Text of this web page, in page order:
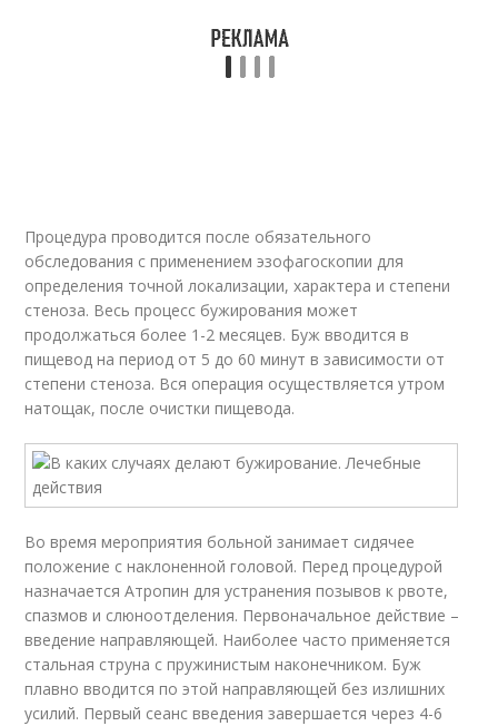
Процедура проводится после обязательного
обследования с применением эзофагоскопии для
определения точной локализации, характера и степени
стеноза. Весь процесс бужирования может
продолжаться более 1-2 месяцев. Буж вводится в
пищевод на период от 5 до 60 минут в зависимости от
степени стеноза. Вся операция осуществляется утром
натощак, после очистки пищевода.
Во время мероприятия больной занимает сидячее
положение с наклоненной головой. Перед процедурой
назначается Атропин для устранения позывов к рвоте,
спазмов и слюноотделения. Первоначальное действие –
введение направляющей. Наиболее часто применяется
стальная струна с пружинистым наконечником. Буж
плавно вводится по этой направляющей без излишних
усилий. Первый сеанс введения завершается через 4-6